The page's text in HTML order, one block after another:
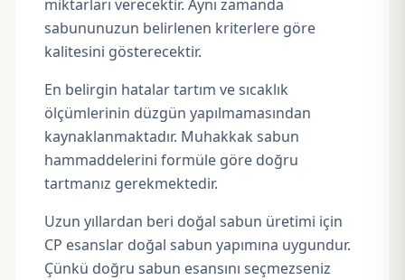
miktarları verecektir. Aynı zamanda
sabununuzun belirlenen kriterlere göre
kalitesini gösterecektir.
En belirgin hatalar tartım ve sıcaklık
ölçümlerinin düzgün yapılmamasından
kaynaklanmaktadır. Muhakkak sabun
hammaddelerini formüle göre doğru
tartmanız gerekmektedir.
Uzun yıllardan beri doğal sabun üretimi için
CP esanslar doğal sabun yapımına uygundur.
Çünkü doğru sabun esansını seçmezseniz